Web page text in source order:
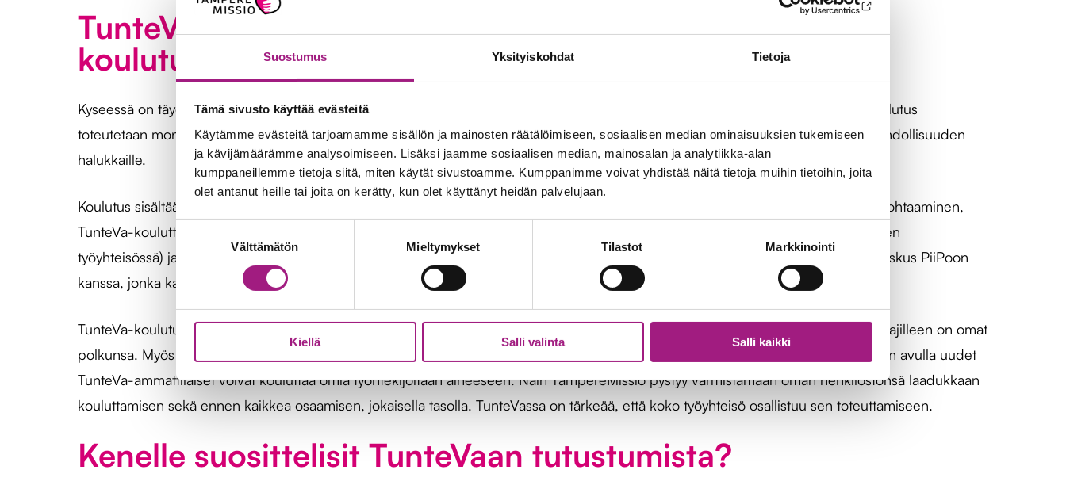
Suostumus Yksityiskohdat Tietoja
Tämä sivusto käyttää evästeitä
Käytämme evästeitä tarjoamamme sisällön ja mainosten räätälöimiseen, sosiaalisen median ominaisuuksien tukemiseen
ja kävijämäärämme analysoimiseen. Lisäksi jaamme sosiaalisen median, mainosalan ja analytiikka-alan
kumppaneillemme tietoja siitä, miten käytät sivustoamme. Kumppanimme voivat yhdistää näitä tietoja muihin tietoihin, joita
olet antanut heille tai joita on kerätty, kun olet käyttänyt heidän palvelujaan.
Suostumuksen
Välttämätön Mieltymykset Tilastot Markkinointi
Kiellä Salli valinta Salli kaikki
TunteVa-kouluttajien koulutus kestää 1,5 vuotta. Mistä
koulutus koostuu ja keitä siinä koulutetaan? Miksi?
Kyseessä on täydennyskoulutus TampereMission esimiehille, jossa osallistujat saavat koulutusoikeuden TunteVa-menetelmään. Koulutus
toteutetaan monimuoto-opintoina ja siinä tehdään myös kehittämistehtävä omassa työyhteisössä. TampereMissio tarjoaa tämän mahdollisuuden
halukkaille.
Koulutus sisältää orientoivat opinnot l op, ammatilliset opinnot 23 op (sisältäen seuraavat osiot: Muistisairaan ja hänen läheistensä kohtaaminen,
TunteVa-kouluttajaksi kehittyminen, Toiminnalliset menetelmät muistisairaan hoidossa, Tunteva-asiantuntijana toimiminen ikääntyvien
työyhteisössä) ja kehittämistehtävä 6 op, josta koostuu 30 opintopisteen paketti. Koulutus järjestetään myös yhteistyössä Kulttuurikeskus PiiPoon
kanssa, jonka kautta opimme taiteen ja kulttuurin hyödyntämisestä TunteVa-menetelmässä.
TunteVa-koulutuksia on kuitenkin tarjolla useita ja eri hoitohenkilöstölle tarkoitettuja. Hoitotyöntekijöille, esimiehille ja heidän kouluttajilleen on omat
polkunsa. Myös omaisille, vapaaehtoistoimijoille ja muille muistisairaiden parissa toimiville on oppaita. Tämän kouluttaja-koulutuksen avulla uudet
TunteVa-ammattilaiset voivat kouluttaa omia työntekijöitään aiheeseen. Näin TampereMissio pystyy varmistamaan oman henkilöstönsä laadukkaan
kouluttamisen sekä ennen kaikkea osaamisen, jokaisella tasolla. TunteVassa on tärkeää, että koko työyhteisö osallistuu sen toteuttamiseen.
Kenelle suosittelisit TunteVaan tutustumista?